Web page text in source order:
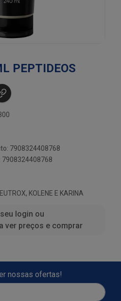
PEPTIDEOS
7908324408768
7908324408768
KOLENE E KARINA
login ou
ver preços e comprar
nossas ofertas!